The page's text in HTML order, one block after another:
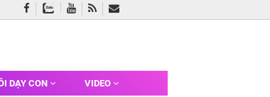
DẠY CON VIDEO